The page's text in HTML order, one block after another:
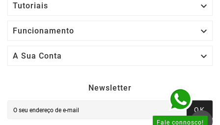
Tutoriais 
Funcionamento 
A Sua Conta 
Newsletter
OK
Fale connosco!